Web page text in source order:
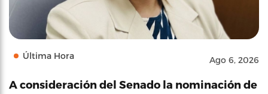
Última Hora Ago 6, 2026
A consideración del Senado la nominación de